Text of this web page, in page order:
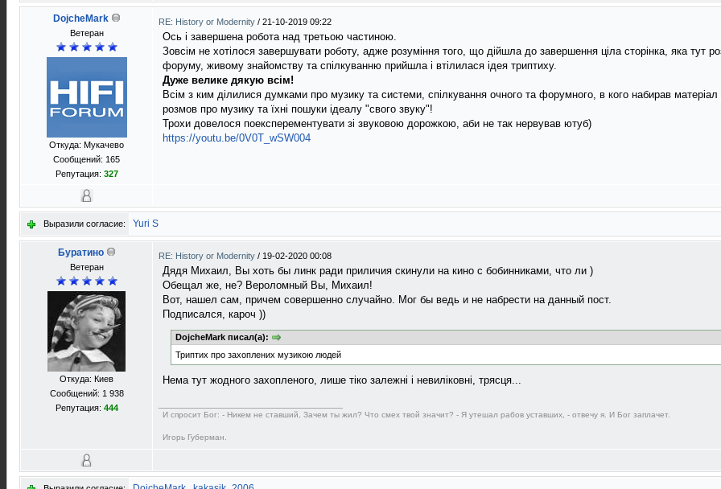
DojcheMark
Ветеран
Откуда: Мукачево
Сообщений: 165
Репутация: 327
RE: History or Modernity / 21-10-2019 09:22
Ось і завершена робота над третьою частиною.
Зовсім не хотілося завершувати роботу, адже розуміння того, що дійшла до завершення ціла сторінка, яка тут
форуму, живому знайомству та спілкуванню прийшла і втілилася ідея триптиху.
Дуже велике дякую всім!
Всім з ким ділилися думками про музику та системи, спілкування очного та форумного, в кого набирав
розмов про музику та їхні пошуки ідеалу "свого звуку"!
Трохи довелося поексперементувати зі звуковою дорожкою, аби не так нервував ютуб)
https://youtu.be/0V0T_wSW004
Выразили согласие: Yuri S
Буратино
Ветеран
Откуда: Киев
Сообщений: 1 938
Репутация: 444
RE: History or Modernity / 19-02-2020 00:08
Дядя Михаил, Вы хоть бы линк ради приличия скинули на кино с бобинниками, что ли )
Обещал же, не? Вероломный Вы, Михаил!
Вот, нашел сам, причем совершенно случайно. Мог бы ведь и не набрести на данный пост.
Подписался, кароч ))
DojcheMark писал(а):
Триптих про захоплених музикою людей
Нема тут жодного захопленого, лише тiко залежнi i невилiковнi, трясця...
И спросит Бог: - Никем не ставший, Зачем ты жил? Что смех твой значит? - Я утешал рабов уставших, - отвечу я. И Бог заплачет.
Игорь Губерман.